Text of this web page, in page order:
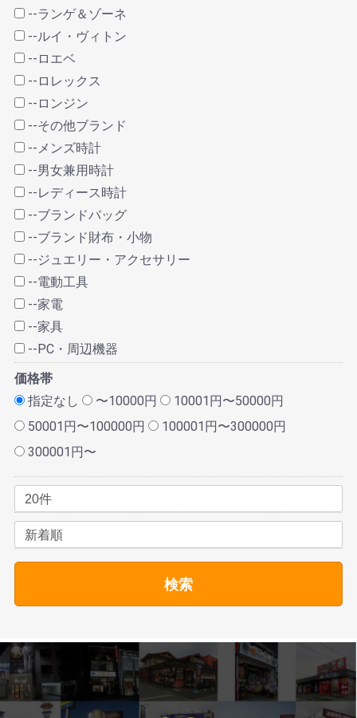
--ランゲ＆ゾーネ
--ルイ・ヴィトン
--ロエベ
--ロレックス
--ロンジン
--その他ブランド
--メンズ時計
--男女兼用時計
--レディース時計
--ブランドバッグ
--ブランド財布・小物
--ジュエリー・アクセサリー
--電動工具
--家電
--家具
--PC・周辺機器
価格帯
指定なし
〜10000円
10001円〜50000円
50001円〜100000円
100001円〜300000円
300001円〜
検索